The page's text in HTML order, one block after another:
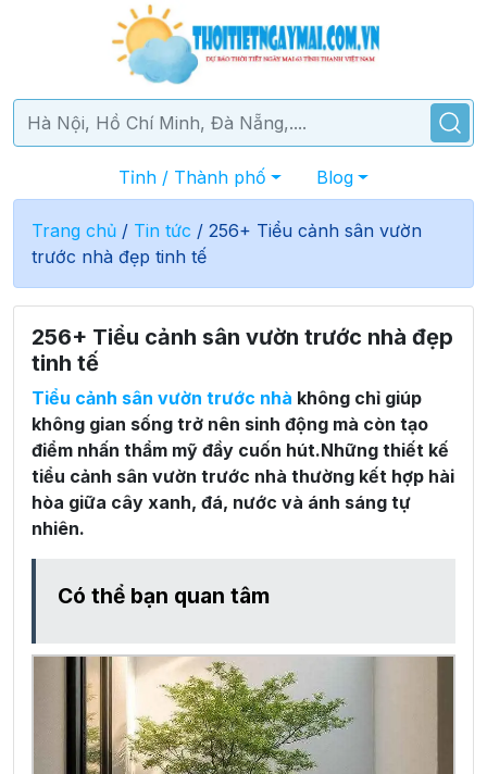
Tỉnh / Thành phố Blog
Trang chủ / Tin tức / 256+ Tiểu cảnh sân vườn
trước nhà đẹp tinh tế
256+ Tiểu cảnh sân vườn trước nhà đẹp
tinh tế
Tiểu cảnh sân vườn trước nhà không chỉ giúp
không gian sống trở nên sinh động mà còn tạo
điểm nhấn thẩm mỹ đầy cuốn hút.Những thiết kế
tiểu cảnh sân vườn trước nhà thường kết hợp hài
hòa giữa cây xanh, đá, nước và ánh sáng tự
nhiên.
Có thể bạn quan tâm